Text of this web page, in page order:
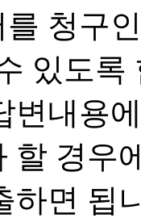
청구
있도록
내용
할 경우
하면 됩